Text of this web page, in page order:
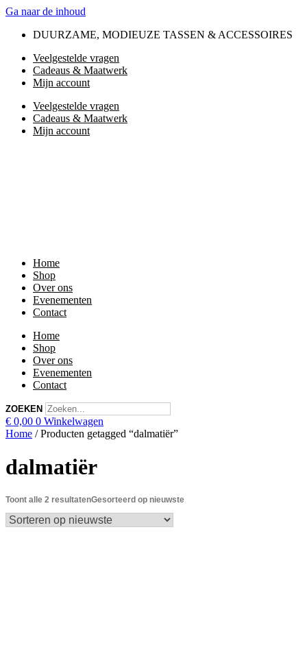
Ga naar de inhoud
DUURZAME, MODIEUZE TASSEN & ACCESSOIRES
Veelgestelde vragen
Cadeaus & Maatwerk
Mijn account
Veelgestelde vragen
Cadeaus & Maatwerk
Mijn account
Home
Shop
Over ons
Evenementen
Contact
Home
Shop
Over ons
Evenementen
Contact
ZOEKEN
€ 0,00 0 Winkelwagen
Home / Producten getagged “dalmatiër”
dalmatiër
Toont alle 2 resultatenGesorteerd op nieuwste